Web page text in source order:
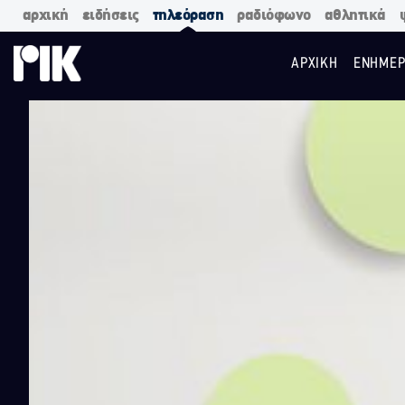
αρχική ειδήσεις τηλεόραση ραδιόφωνο αθλητικά
ΑΡΧΙΚΗ